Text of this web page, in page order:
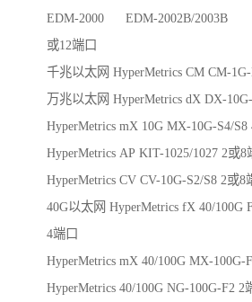
EDM-2000 EDM-
或12端口
千兆以太网 HyperMetrics CM CM-
万兆以太网 HyperMetrics dX DX-
HyperMetrics mX 10G MX-10G-S4/S8
HyperMetrics AP KIT-1025/1027 2或8
HyperMetrics CV CV-10G-S2/S8 2或8
40G以太网 HyperMetrics fX 40/100G
4端口
HyperMetrics mX 40/100G MX-100G-
HyperMetrics 40/100G NG-100G-F2 2